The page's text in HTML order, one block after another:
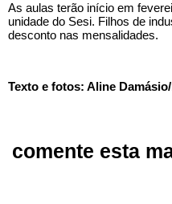
As aulas terão início em
unidade do Sesi. Filhos de
desconto nas mensalidades.
Texto e fotos: Aline
comente esta